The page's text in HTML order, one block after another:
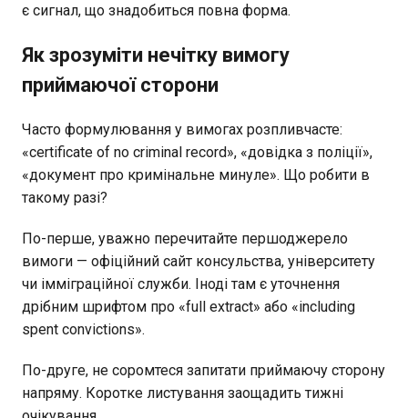
є сигнал, що знадобиться повна форма.
Як зрозуміти нечітку вимогу
приймаючої сторони
Часто формулювання у вимогах розпливчасте:
«certificate of no criminal record», «довідка з поліції»,
«документ про кримінальне минуле». Що робити в
такому разі?
По-перше, уважно перечитайте першоджерело
вимоги — офіційний сайт консульства, університету
чи імміграційної служби. Іноді там є уточнення
дрібним шрифтом про «full extract» або «including
spent convictions».
По-друге, не соромтеся запитати приймаючу сторону
напряму. Коротке листування заощадить тижні